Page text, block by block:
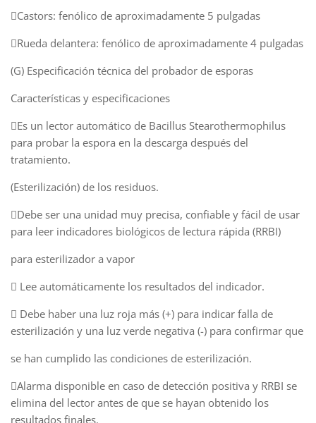
Castors: fenólico de aproximadamente 5 pulgadas
Rueda delantera: fenólico de aproximadamente 4 pulgadas
(G) Especificación técnica del probador de esporas
Características y especificaciones
Es un lector automático de Bacillus Stearothermophilus
para probar la espora en la descarga después del
tratamiento.
(Esterilización) de los residuos.
Debe ser una unidad muy precisa, confiable y fácil de usar
para leer indicadores biológicos de lectura rápida (RRBI)
para esterilizador a vapor
 Lee automáticamente los resultados del indicador.
 Debe haber una luz roja más (+) para indicar falla de
esterilización y una luz verde negativa (-) para confirmar que
se han cumplido las condiciones de esterilización.
Alarma disponible en caso de detección positiva y RRBI se
elimina del lector antes de que se hayan obtenido los
resultados finales.